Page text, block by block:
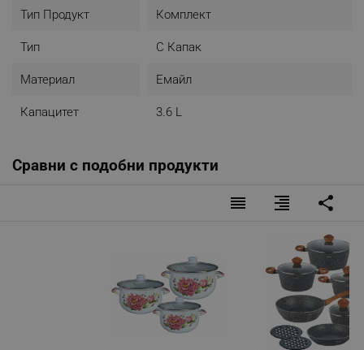
Тип Продукт Комплект
Тип С Капак
Материал Емайл
Капацитет 3.6 L
Сравни с подобни продукти
reorder format_align_right share